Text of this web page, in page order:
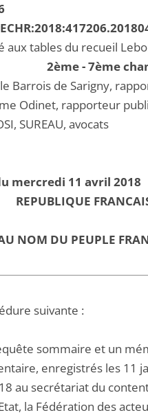
aux tables du recueil
2ème - 7ème
Barrois de Sarigny,
Odinet, rapporteur
SUREAU, avocats
mercredi 11 avril 2018
REPUBLIQUE
NOM DU PEUPLE
suivante :
sommaire et un
enregistrés les 11
au secrétariat du
la Fédération des